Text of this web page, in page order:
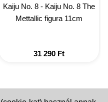
Kaiju No. 8 - Kaiju No. 8 The
Mettallic figura 11cm
31 290 Ft